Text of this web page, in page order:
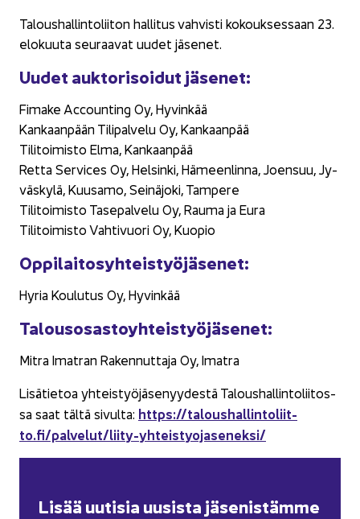
Ta­lous­hal­lin­to­lii­ton hal­li­tus vah­vis­ti ko­kouk­ses­saan 23.
elo­kuu­ta seu­raa­vat uudet jä­se­net.
Uudet auk­to­ri­soi­dut jä­se­net:
Fi­ma­ke Accoun­ting Oy, Hy­vin­kää
Kan­kaan­pään Ti­li­pal­ve­lu Oy, Kan­kaan­pää
Ti­li­toi­mis­to Elma, Kan­kaan­pää
Retta Ser­vices Oy, Hel­sin­ki, Hä­meen­lin­na, Joen­suu, Jy­
väs­ky­lä, Kuusa­mo, Sei­nä­jo­ki, Tam­pe­re
Ti­li­toi­mis­to Ta­se­pal­ve­lu Oy, Rauma ja Eura
Ti­li­toi­mis­to Vah­ti­vuo­ri Oy, Kuo­pio
Op­pi­lai­to­syh­teis­työ­jä­se­net:
Hyria Kou­lu­tus Oy, Hy­vin­kää
Ta­lous­osas­to­yh­teis­työ­jä­se­net:
Mitra Imat­ran Ra­ken­nut­ta­ja Oy, Imat­ra
Li­sä­tie­toa yh­teis­työ­jä­se­nyy­des­tä Ta­lous­hal­lin­to­lii­tos­
sa saat tältä si­vul­ta: https://ta­lous­hal­lin­to­liit­
to.fi/pal­ve­lut/liity-​yhteistyojaseneksi/
Lisää uu­ti­sia uusis­ta jä­se­nis­täm­me